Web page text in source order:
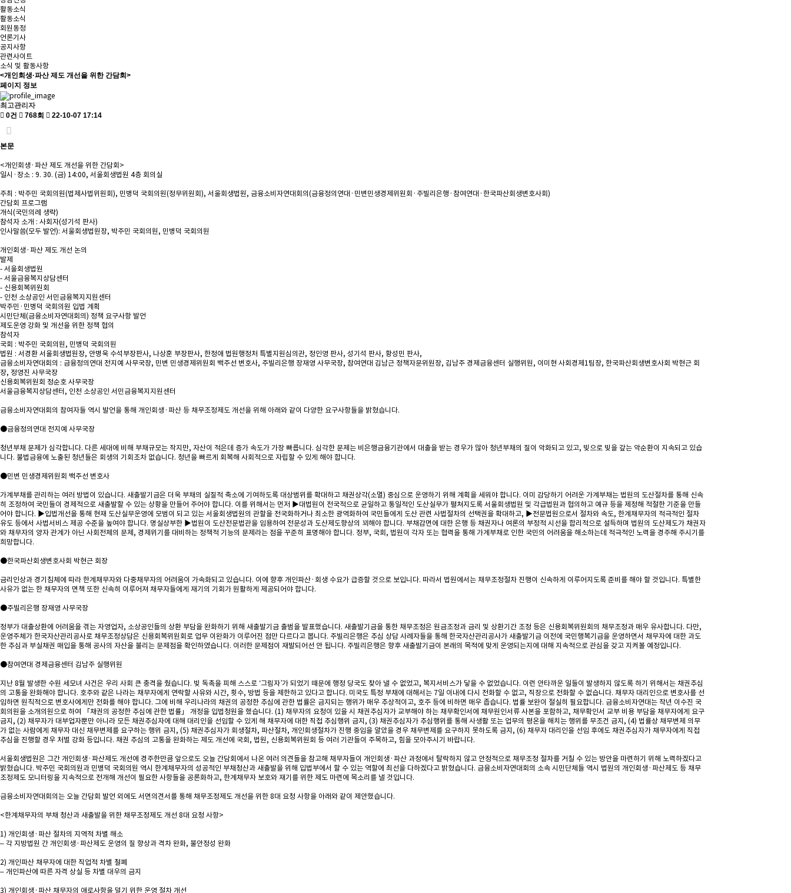
활동소식
활동소식
회원동정
언론기사
공지사항
관련사이트
소식 및 활동사항
<개인회생·파산 제도 개선을 위한 간담회>
페이지 정보
최고관리자
0건
768회 22-10-07 17:14
본문
<개인회생·파산 제도 개선을 위한 간담회>
일시·장소 : 9. 30. (금) 14:00, 서울회생법원 4층 회의실
주최 : 박주민 국회의원(법제사법위원회), 민병덕 국회의원(정무위원회), 서울회생법원, 금융소비자연대회의(금융정의연대·민변민생경제위원회·주빌리은행·참여연대·한국파산회생변호사회)
간담회 프로그램
개식(국민의례 생략)
참석자 소개 : 사회자(성기석 판사)
인사말씀(모두 발언): 서울회생법원장, 박주민 국회의원, 민병덕 국회의원
개인회생·파산 제도 개선 논의
발제
- 서울회생법원
- 서울금융복지상담센터
- 신용회복위원회
- 인천 소상공인 서민금융복지지원센터
박주민·민병덕 국회의원 입법 계획
시민단체(금융소비자연대회의) 정책 요구사항 발언
제도운영 강화 및 개선을 위한 정책 협의
참석자
국회 : 박주민 국회의원, 민병덕 국회의원
법원 : 서경환 서울회생법원장, 안병욱 수석부장판사, 나상훈 부장판사, 한정애 법원행정처 특별지원심의관, 정인영 판사, 성기석 판사, 황성민 판사,
금융소비자연대회의 : 금융정의연대 전지예 사무국장, 민변 민생경제위원회 백주선 변호사, 주빌리은행 장재영 사무국장, 참여연대 김남근 정책자문위원장, 김남주 경제금융센터 실행위원, 이미현 사회경제1팀장, 한국파산회생변호사회 박현근 회
장, 정영진 사무국장
신용회복위원회 정순호 사무국장
서울금융복지상담센터, 인천 소상공인 서민금융복지지원센터
금융소비자연대회의 참여자들 역시 발언을 통해 개인회생·파산 등 채무조정제도 개선을 위해 아래와 같이 다양한 요구사항들을 밝혔습니다.
●금융정의연대 전지예 사무국장
청년부채 문제가 심각합니다. 다른 세대에 비해 부채규모는 작지만, 자산이 적은데 증가 속도가 가장 빠릅니다. 심각한 문제는 비은행금융기관에서 대출을 받는 경우가 많아 청년부채의 질이 악화되고 있고, 빚으로 빚을 갚는 악순환이 지속되고 있습
니다. 불법금융에 노출된 청년들은 회생의 기회조차 없습니다. 청년을 빠르게 회복해 사회적으로 자립할 수 있게 해야 합니다.
●민변 민생경제위원회 백주선 변호사
가계부채를 관리하는 여러 방법이 있습니다. 새출발기금은 더욱 부채의 실질적 축소에 기여하도록 대상범위를 확대하고 채권상각(소멸) 중심으로 운영하기 위해 계획을 세워야 합니다. 이미 감당하기 어려운 가계부채는 법원의 도산절차를 통해 신속
히 조정하여 국민들이 경제적으로 새출발할 수 있는 상황을 만들어 주어야 합니다. 이를 위해서는 먼저 ▶대법원이 전국적으로 균일하고 통일적인 도산실무가 펼쳐지도록 서울회생법원 및 각급법원과 협의하고 예규 등을 제정해 적절한 기준을 만들
어야 합니다. ▶입법개선을 통해 현재 도산실무운영에 모범이 되고 있는 서울회생법원의 관할을 전국화하거나 최소한 광역화하여 국민들에게 도산 관련 사법절차의 선택권을 확대하고, ▶전문법원으로서 절차와 속도, 한계채무자의 적극적인 절차
유도 등에서 사법서비스 제공 수준을 높여야 합니다. 명실상부한 ▶법원이 도산전문법관을 임용하여 전문성과 도산제도향상의 꾀해야 합니다. 부채감면에 대한 은행 등 채권자나 여론의 부정적 시선을 합리적으로 설득하며 법원의 도산제도가 채권자
와 채무자의 양자 관계가 아닌 사회전체의 문제, 경제위기를 대비하는 정책적 기능의 문제라는 점을 꾸준히 표명해야 합니다. 정부, 국회, 법원이 각자 또는 협력을 통해 가계부채로 인한 국민의 어려움을 해소하는데 적극적인 노력을 경주해 주시기를
희망합니다.
●한국파산회생변호사회 박현근 회장
금리인상과 경기침체에 따라 한계채무자와 다중채무자의 어려움이 가속화되고 있습니다. 이에 향후 개인파산·회생 수요가 급증할 것으로 보입니다. 따라서 법원에서는 채무조정절차 진행이 신속하게 이루어지도록 준비를 해야 할 것입니다. 특별한
사유가 없는 한 채무자의 면책 또한 신속히 이루어져 채무자들에게 재기의 기회가 원활하게 제공되어야 합니다.
●주빌리은행 장재영 사무국장
정부가 대출상환에 어려움을 겪는 자영업자, 소상공인들의 상환 부담을 완화하기 위해 새출발기금 출범을 발표했습니다. 새출발기금을 통한 채무조정은 원금조정과 금리 및 상환기간 조정 등은 신용회복위원회의 채무조정과 매우 유사합니다. 다만,
운영주체가 한국자산관리공사로 채무조정상담은 신용회복위원회로 업무 이완화가 이루어진 점만 다르다고 봅니다. 주빌리은행은 추심 상담 사례자들을 통해 한국자산관리공사가 새출발기금 이전에 국민행복기금을 운영하면서 채무자에 대한 과도
한 추심과 부실채권 매입을 통해 공사의 자산을 불리는 문제점을 확인하였습니다. 이러한 문제점이 재발되어선 안 됩니다. 주빌리은행은 향후 새출발기금이 본래의 목적에 맞게 운영되는지에 대해 지속적으로 관심을 갖고 지켜볼 예정입니다.
●참여연대 경제금융센터 김남주 실행위원
지난 8월 발생한 수원 세모녀 사건은 우리 사회 큰 충격을 줬습니다. 빚 독촉을 피해 스스로 ‘그림자’가 되었기 때문에 행정 당국도 찾아 낼 수 없었고, 복지서비스가 닿을 수 없었습니다. 이런 안타까운 일들이 발생하지 않도록 하기 위해서는 채권추심
의 고통을 완화해야 합니다. 호주와 같은 나라는 채무자에게 연락할 사유와 시간, 횟수, 방법 등을 제한하고 있다고 합니다. 미국도 특정 부채에 대해서는 7일 이내에 다시 전화할 수 없고, 직장으로 전화할 수 없습니다. 채무자 대리인으로 변호사를 선
임하면 원칙적으로 변호사에게만 전화를 해야 합니다. 그에 비해 우리나라의 채권의 공정한 추심에 관한 법률은 금지되는 행위가 매우 추상적이고, 호주 등에 비하면 매우 좁습니다. 법률 보완이 절실히 필요합니다. 금융소비자연대는 작년 이수진 국
회의원을 소개의원으로 하여 「채권의 공정한 추심에 관한 법률」 개정을 입법청원을 했습니다. (1) 채무자의 요청이 있을 시 채권추심자가 교부해야 하는 채무확인서에 채무원인서류 사본을 포함하고, 채무확인서 교부 비용 부담을 채무자에게 요구
금지, (2) 채무자가 대부업자뿐만 아니라 모든 채권추심자에 대해 대리인을 선임할 수 있게 해 채무자에 대한 직접 추심행위 금지, (3) 채권추심자가 추심행위를 통해 사생활 또는 업무의 평온을 해치는 행위를 무조건 금지, (4) 법률상 채무변제 의무
가 없는 사람에게 채무자 대신 채무변제를 요구하는 행위 금지, (5) 채권추심자가 회생절차, 파산절차, 개인회생절차가 진행 중임을 알았을 경우 채무변제를 요구하지 못하도록 금지, (6) 채무자 대리인을 선임 후에도 채권추심자가 채무자에게 직접
추심을 진행할 경우 처벌 강화 등입니다. 채권 추심의 고통을 완화하는 제도 개선에 국회, 법원, 신용회복위원회 등 여러 기관들이 주목하고, 힘을 모아주시기 바랍니다.
서울회생법원은 그간 개인회생·파산제도 개선에 경주한만큼 앞으로도 오늘 간담회에서 나온 여러 의견들을 참고해 채무자들이 개인회생·파산 과정에서 탈락하지 않고 안정적으로 채무조정 절차를 거칠 수 있는 방안을 마련하기 위해 노력하겠다고
밝혔습니다. 박주민 국회의원과 민병덕 국회의원 역시 한계채무자의 성공적인 부채청산과 새출발을 위해 입법부에서 할 수 있는 역할에 최선을 다하겠다고 밝혔습니다. 금융소비자연대회의 소속 시민단체들 역시 법원의 개인회생·파산제도 등 채무
조정제도 모니터링을 지속적으로 전개해 개선이 필요한 사항들을 공론화하고, 한계채무자 보호와 재기를 위한 제도 마련에 목소리를 낼 것입니다.
금융소비자연대회의는 오늘 간담회 발언 외에도 서면의견서를 통해 채무조정제도 개선을 위한 8대 요청 사항을 아래와 같이 제안했습니다.
<한계채무자의 부채 청산과 새출발을 위한 채무조정제도 개선 8대 요청 사항>
1) 개인회생·파산 절차의 지역적 차별 해소
– 각 지방법원 간 개인회생·파산제도 운영의 질 향상과 격차 완화, 불안정성 완화
2) 개인파산 채무자에 대한 직업적 차별 철폐
– 개인파산에 따른 자격 상실 등 차별 대우의 금지
3) 개인회생·파산 채무자의 애로사항을 덜기 위한 운영 절차 개선